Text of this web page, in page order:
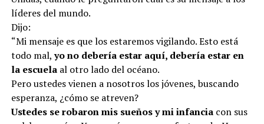
líderes del mundo.
Dijo:
“Mi mensaje es que los estaremos vigilando. Esto está
todo mal,yo no debería estar aquí, debería estar en
la escuelaal otro lado del océano.
Pero ustedes vienen a nosotros los jóvenes, buscando
esperanza, ¿cómo se atreven?
Ustedes se robaron mis sueños y mi infanciacon sus